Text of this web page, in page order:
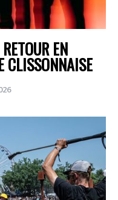
EN
CLISSONNAISE